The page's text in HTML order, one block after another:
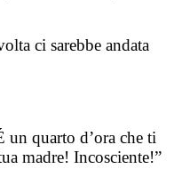
ci sarebbe andata
un quarto d’ora che ti
madre! Incosciente!”